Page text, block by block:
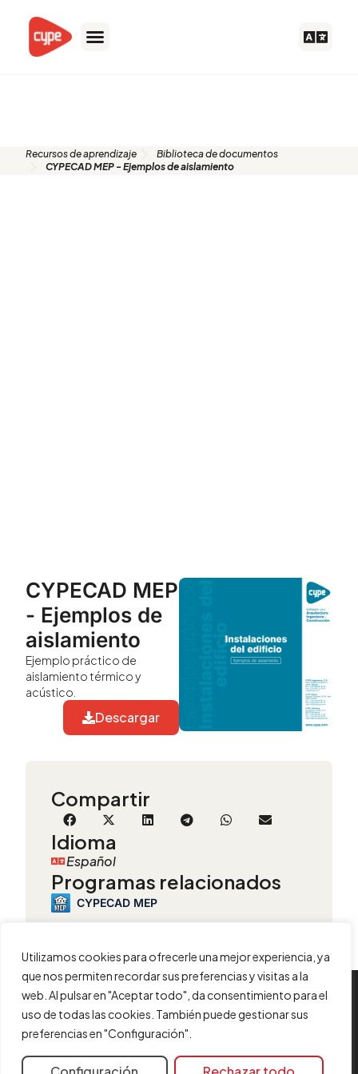
Utilizamos cookies para ofrecerle una mejor experiencia, ya
que nos permiten recordar sus preferencias y visitas a la
web. Al pulsar en "Aceptar todo", da consentimiento para el
uso de todas las cookies. También puede gestionar sus
preferencias en "Configuración".
contenido
Recursos de aprendizaje
Biblioteca de documentos
CYPECAD MEP - Ejemplos de aislamiento
Compartir
Idioma
Español
Programas relacionados
CYPECAD MEP
CYPECAD MEP
- Ejemplos de
aislamiento
Ejemplo práctico de
aislamiento térmico y
acústico.
Descargar
INFORMACIÓN
Contacta con nosotros
Aviso legal